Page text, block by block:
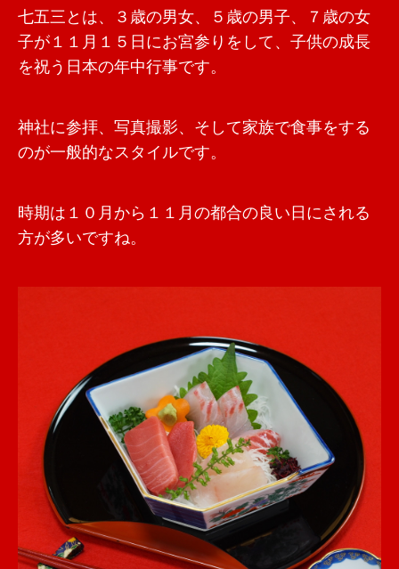
七五三とは、３歳の男女、５歳の男子、７歳の女
子が１１月１５日にお宮参りをして、子供の成長
を祝う日本の年中行事です。
神社に参拝、写真撮影、そして家族で食事をする
のが一般的なスタイルです。
時期は１０月から１１月の都合の良い日にされる
方が多いですね。